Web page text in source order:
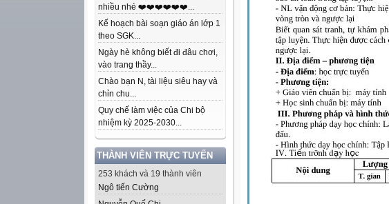
nhiều nhé ❤️❤️❤️❤️❤️❤️...
Kế hoạch bài soạn giáo án lớp 1
theo SGK...
Ngày hè không biết đi đâu chơi,
vào trang thầy...
Chào bạn N, tài liệu siêu hay và
chỉn chu...
Quy chế làm việc của Chi bộ
nhiệm kỳ 2025-2030...
THÀNH VIÊN TRỰC TUYẾN
253 khách và 19 thành viên
Ngô tiến Cường